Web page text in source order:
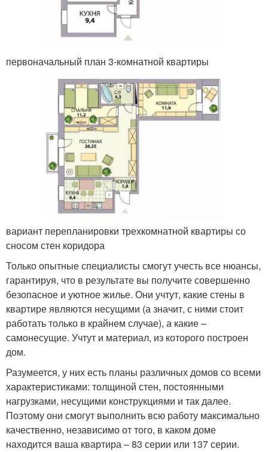
первоначальный план 3-комнатной квартиры
вариант перепланировки трехкомнатной квартиры со
сносом стен коридора
Только опытные специалисты смогут учесть все нюансы,
гарантируя, что в результате вы получите совершенно
безопасное и уютное жилье. Они учтут, какие стены в
квартире являются несущими (а значит, с ними стоит
работать только в крайнем случае), а какие –
самонесущие. Учтут и материал, из которого построен
дом.
Разумеется, у них есть планы различных домов со всеми
характеристиками: толщиной стен, постоянными
нагрузками, несущими конструкциями и так далее.
Поэтому они смогут выполнить всю работу максимально
качественно, независимо от того, в каком доме
находится ваша квартира – 83 серии или 137 серии.